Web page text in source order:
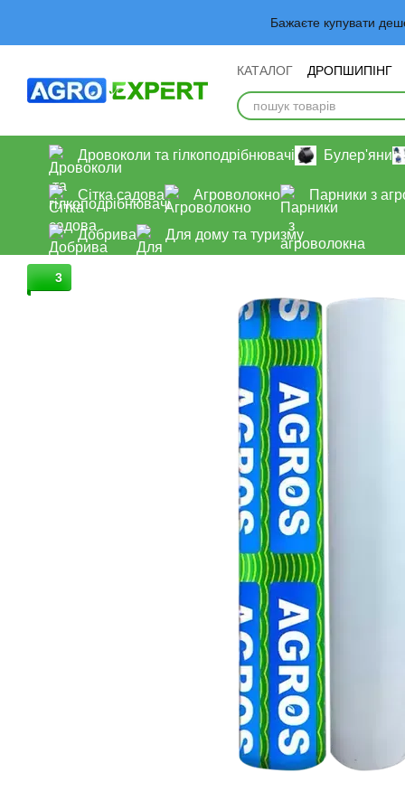
Бажаєте купувати
КАТАЛОГ
ДРОПШИПІНГ
Обмін та повернення
Дровоколи та гілкоподрібнювачі Булер'яни
Сітка садова Агроволокно Парники з
Добрива Для дому та туризму
3